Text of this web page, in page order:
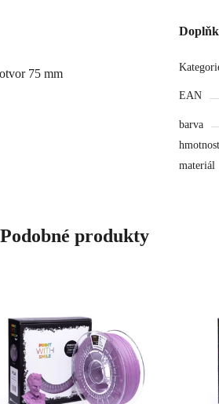
75 mm
EAN
barva
hmotnost
materiál
Podobné produkty